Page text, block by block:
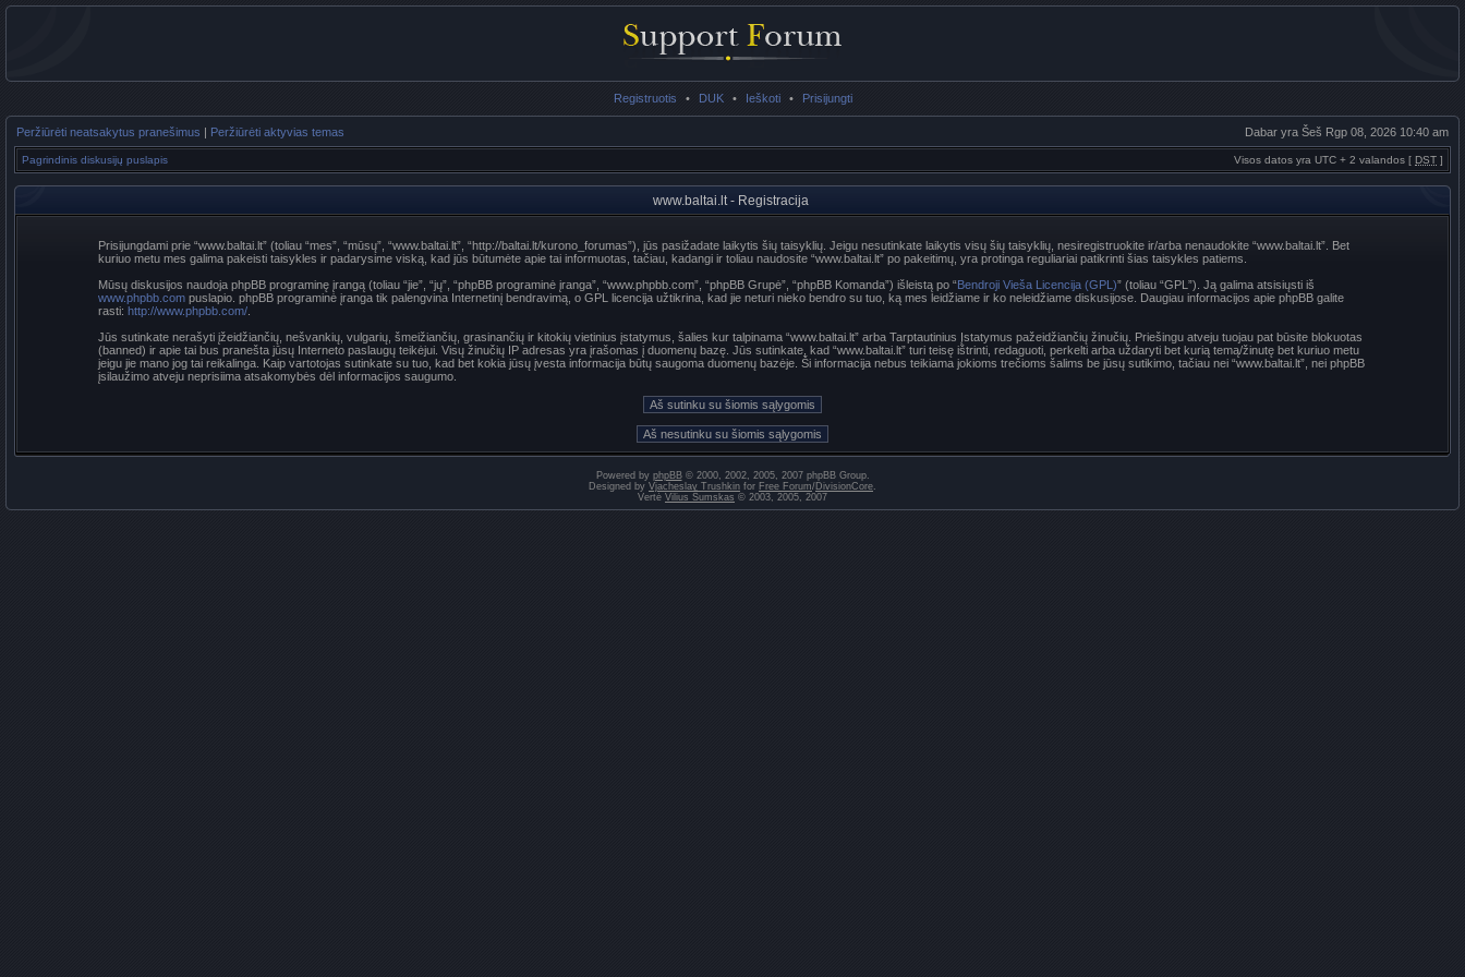
Registruotis • DUK • Ieškoti • Prisijungti
Peržiūrėti neatsakytus pranešimus | Peržiūrėti aktyvias temas Dabar yra Šeš Rgp 08, 2026 10:40 am
Pagrindinis diskusijų puslapis Visos datos yra UTC + 2 valandos [ DST ]
www.baltai.lt - Registracija
Prisijungdami prie “www.baltai.lt” (toliau “mes”, “mūsų”, “www.baltai.lt”, “http://baltai.lt/kurono_forumas”), jūs pasižadate laikytis šių taisyklių. Jeigu nesutinkate laikytis visų šių taisyklių, nesiregistruokite ir/arba nenaudokite “www.baltai.lt”. Bet
kuriuo metu mes galima pakeisti taisykles ir padarysime viską, kad jūs būtumėte apie tai informuotas, tačiau, kadangi ir toliau naudosite “www.baltai.lt” po pakeitimų, yra protinga reguliariai patikrinti šias taisykles patiems.
Mūsų diskusijos naudoja phpBB programinę įrangą (toliau “jie”, “jų”, “phpBB programinė įranga”, “www.phpbb.com”, “phpBB Grupė”, “phpBB Komanda”) išleistą po “Bendroji Vieša Licencija (GPL)” (toliau “GPL”). Ją galima atsisiųsti iš
www.phpbb.compuslapio. phpBB programinė įranga tik palengvina Internetinį bendravimą, o GPL licencija užtikrina, kad jie neturi nieko bendro su tuo, ką mes leidžiame ir ko neleidžiame diskusijose. Daugiau informacijos apie phpBB galite
rasti: http://www.phpbb.com/.
Jūs sutinkate nerašyti įžeidžiančių, nešvankių, vulgarių, šmeižiančių, grasinančių ir kitokių vietinius įstatymus, šalies kur talpinama “www.baltai.lt” arba Tarptautinius Įstatymus pažeidžiančių žinučių. Priešingu atveju tuojau pat būsite blokuotas
(banned) ir apie tai bus pranešta jūsų Interneto paslaugų teikėjui. Visų žinučių IP adresas yra įrašomas į duomenų bazę. Jūs sutinkate, kad “www.baltai.lt” turi teisę ištrinti, redaguoti, perkelti arba uždaryti bet kurią temą/žinutę bet kuriuo metu
jeigu jie mano jog tai reikalinga. Kaip vartotojas sutinkate su tuo, kad bet kokia jūsų įvesta informacija būtų saugoma duomenų bazėje. Ši informacija nebus teikiama jokioms trečioms šalims be jūsų sutikimo, tačiau nei “www.baltai.lt”, nei phpBB
įsilaužimo atveju neprisiima atsakomybės dėl informacijos saugumo.
Powered by phpBB© 2000, 2002, 2005, 2007 phpBB Group.
Designed by Vjacheslav Trushkin for Free Forum/DivisionCore.
Vertė Vilius Šumskas © 2003, 2005, 2007